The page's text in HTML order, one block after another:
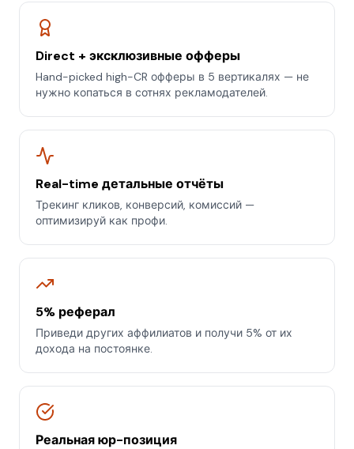
Direct + эксклюзивные офферы
Hand-picked high-CR офферы в 5 вертикалях — не
нужно копаться в сотнях рекламодателей.
Real-time детальные отчёты
Трекинг кликов, конверсий, комиссий —
оптимизируй как профи.
5% реферал
Приведи других аффилиатов и получи 5% от их
дохода на постоянке.
Реальная юр-позиция